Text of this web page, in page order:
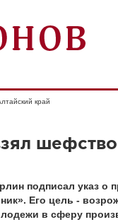
край
подписал указ о
Его цель -
в сферу